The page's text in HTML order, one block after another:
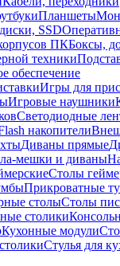
Планшеты
SSD
ПКБоксы,
техники
обеспечение
Игры для
Игровые наушники
Светодиодные
накопители
Диваны прямые
мешки и диваны
Столы
Прикроватные
столыСтолы
столики
Кухонные модули
Стулья для